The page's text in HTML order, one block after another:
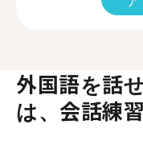
外国語を話
は、会話練